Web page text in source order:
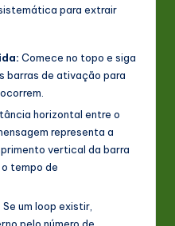
para extrair
Comece no topo e siga
barras de ativação para
horizontal entre o
representa a
vertical da barra
tempo de
Se um loop existir,